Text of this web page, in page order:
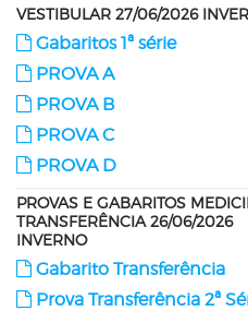
VESTIBULAR 27/06/2026
Gabaritos 1ª série
PROVA A
PROVA B
PROVA C
PROVA D
PROVAS E GABARITOS
TRANSFERÊNCIA 26/06/2026
INVERNO
Gabarito Transferência
Prova Transferência 2ª